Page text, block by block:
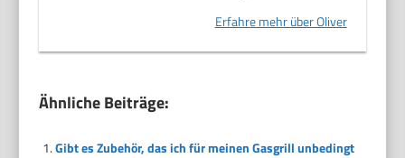
Erfahre mehr über Oliver
Ähnliche Beiträge:
Gibt es Zubehör, das ich für meinen Gasgrill unbedingt